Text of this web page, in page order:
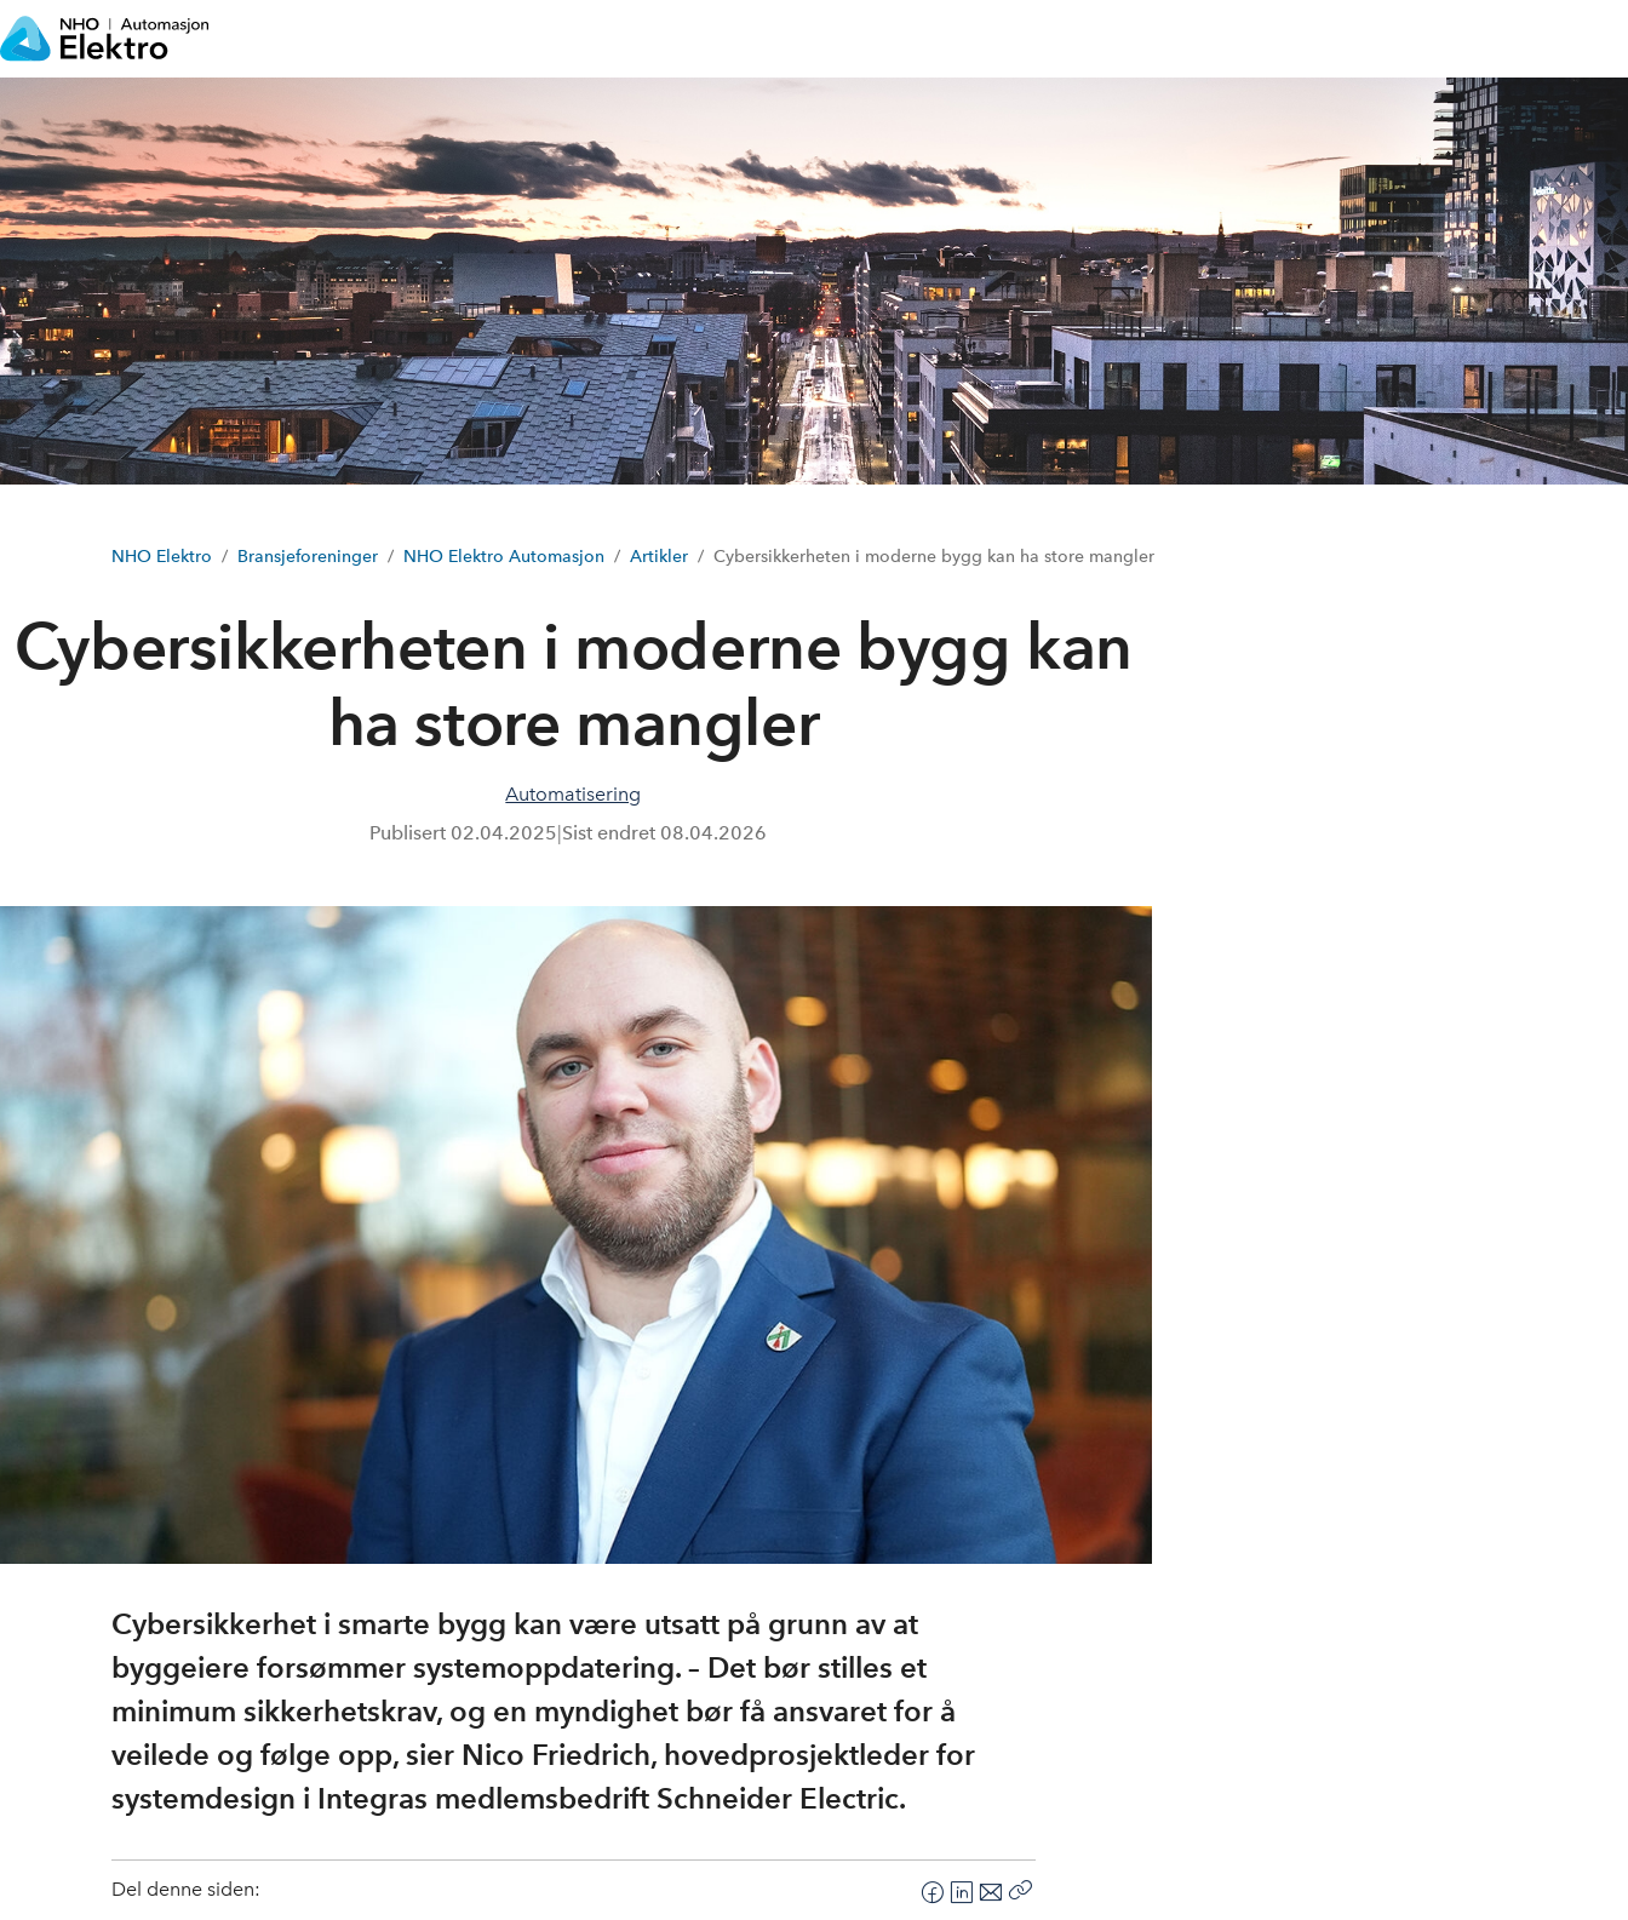
NHO Elektro Bransjeforeninger NHO Elektro Automasjon Artikler Cybersikkerheten i moderne bygg kan ha store mangler
Cybersikkerheten i moderne bygg kan
ha store mangler
Automatisering
Publisert 02.04.2025|Sist endret 08.04.2026
Cybersikkerhet i smarte bygg kan være utsatt på grunn av at
byggeiere forsømmer systemoppdatering. – Det bør stilles et
minimum sikkerhetskrav, og en myndighet bør få ansvaret for å
veilede og følge opp, sier Nico Friedrich, hovedprosjektleder for
systemdesign i Integras medlemsbedrift Schneider Electric.
Del denne siden:
F
L
E